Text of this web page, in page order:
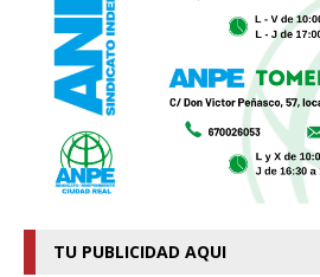
TU PUBLICIDAD AQUI